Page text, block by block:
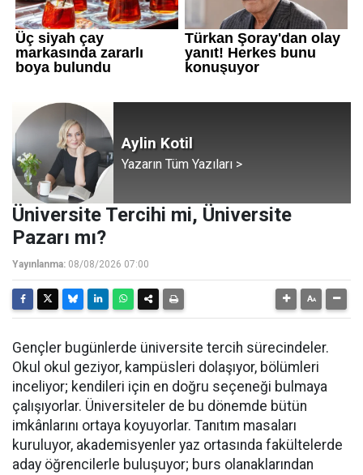
Aylin Kotil
Yazarın Tüm Yazıları >
Üniversite Tercihi mi, Üniversite
Pazarı mı?
Yayınlanma: 08/08/2026 07:00
Gençler bugünlerde üniversite tercih sürecindeler.
Okul okul geziyor, kampüsleri dolaşıyor, bölümleri
inceliyor; kendileri için en doğru seçeneği bulmaya
çalışıyorlar. Üniversiteler de bu dönemde bütün
imkânlarını ortaya koyuyorlar. Tanıtım masaları
kuruluyor, akademisyenler yaz ortasında fakültelerde
aday öğrencilerle buluşuyor; burs olanaklarından